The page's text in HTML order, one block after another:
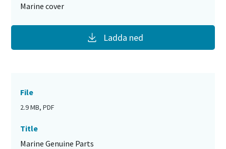
Marine cover
Ladda ned
File
2.9 MB, PDF
Title
Marine Genuine Parts